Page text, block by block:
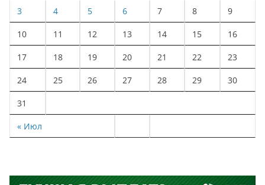
« Июл
3 4 5 6 7 8 9
10 11 12 13 14 15 16
17 18 19 20 21 22 23
24 25 26 27 28 29 30
31